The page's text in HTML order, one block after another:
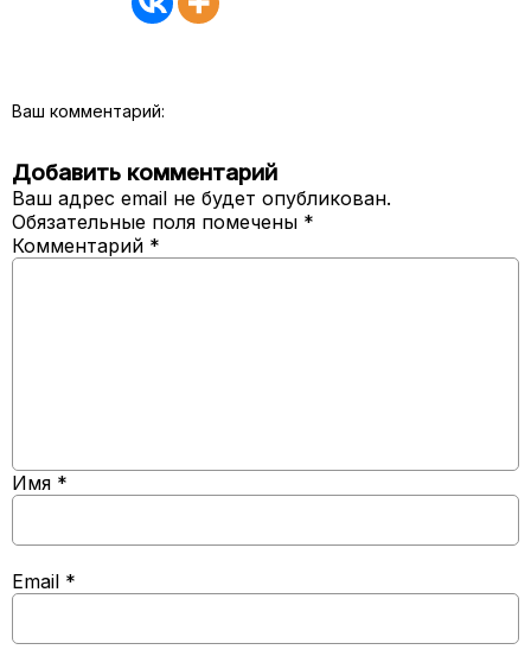
Ваш комментарий:
Добавить комментарий
Ваш адрес email не будет опубликован.
Обязательные поля помечены *
Комментарий *
Имя *
Email *